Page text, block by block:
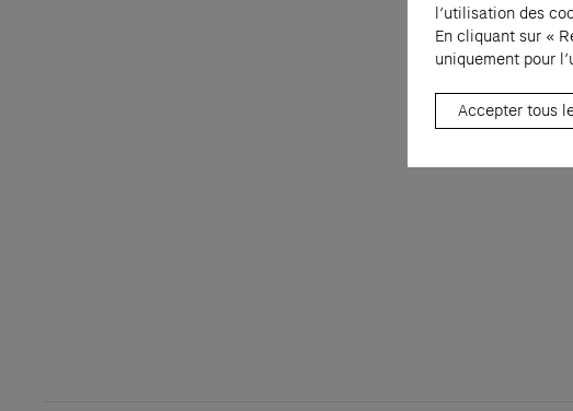
l’utilisation des
En cliquant sur «
uniquement pour
Accepter tous